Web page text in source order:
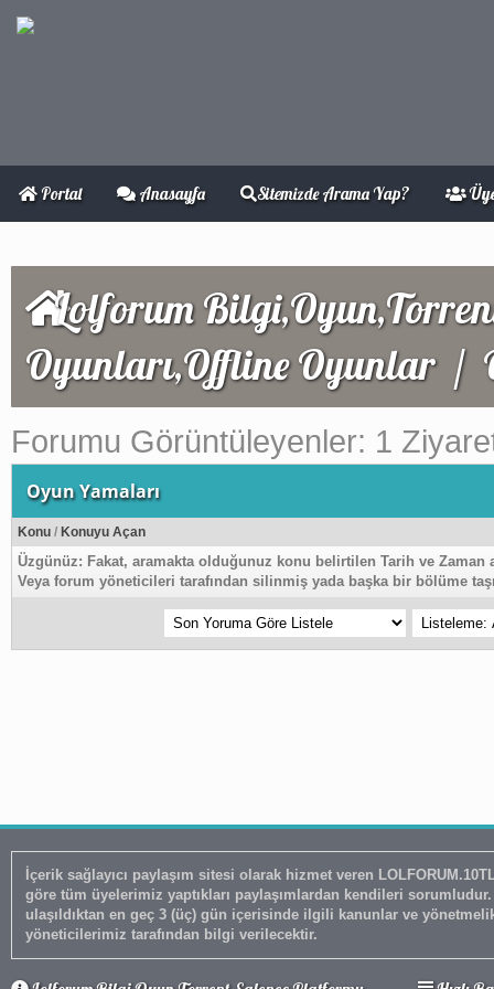
Portal Anasayfa Sitemizde Arama Yap?
Lolforum
Oyunları,Offline Oyunlar/
Forumu Görüntüleyenler: 1
Oyun Yamaları
Konu / Konuyu Açan
Üzgünüz: Fakat, aramakta olduğunuz konu belirtilen Tarih ve Zaman
Veya forum yöneticileri tarafından silinmiş yada başka bir bölüme
İçerik sağlayıcı paylaşım sitesi olarak hizmet veren LOLFORUM.10TL.NET adresimizde 5651 Sayılı Kanun'un 8. Maddesine ve T.C.K' nın
göre tüm üyelerimiz yaptıkları paylaşımlardan kendileri
ulaşıldıktan en geç 3 (üç) gün içerisinde ilgili kanunlar ve
yöneticilerimiz tarafından bilgi verilecektir.